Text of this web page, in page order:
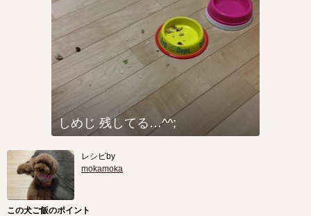
しめじ 残してる…^^;
レシピby
mokamoka
この犬ご飯のポイント